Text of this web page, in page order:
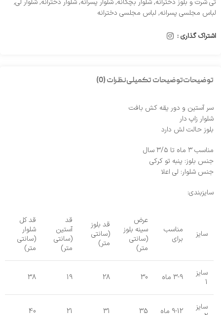
تی شرت و بلوز دخترانه,شلوار بچگانه,شلوار پسرانه,شلوار دخترانه,شلوار لی,
لباس مجلسی پسرانه, لباس مجلسی دخترانه
اشتراک گذاری :
توضیحاتتوضیحات تکمیلینظرات (0)
سر آستین و دور یقه کش بافت
شلوار زاپ دار
بلوز حالت لش دارد
مناسب ۳ ماه تا ۳/۵ سال
جنس بلوز: پنبه تو کرکی
جنس شلوار: لی اعلا
سایزبندی:
سایز
مناسب
برای
عرض
سینه بلوز
(سانتی
متر)
قد بلوز
(سانتی
متر)
قد
آستین
(سانتی
متر)
قد کل
شلوار
(سانتی
متر)
سایز
1
3-9 ماه 30
28
19
38
سایز
9-12 ماه 35
31
21
40